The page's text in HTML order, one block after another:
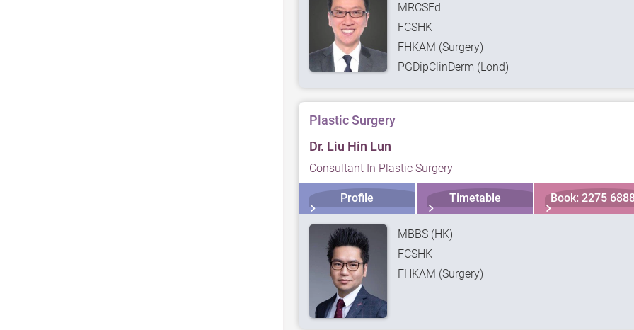
MRCSEd
FCSHK
FHKAM (Surgery)
PGDipClinDerm (Lond)
Plastic Surgery
Dr. Liu Hin Lun
Consultant In Plastic Surgery
Profile Timetable Book: 2275
MBBS (HK)
FCSHK
FHKAM (Surgery)